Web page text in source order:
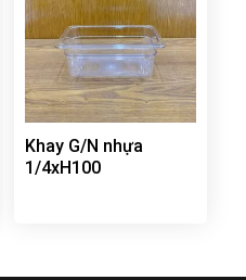
Khay G/N nhựa
1/4xH100